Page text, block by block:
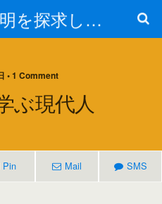
縄文と古代文明を探求しよう！
• 1 Comment
ぶ現代人
Pin Mail SMS